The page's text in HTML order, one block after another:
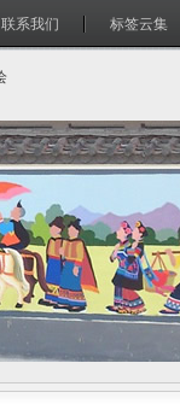
联系我们 标签云集